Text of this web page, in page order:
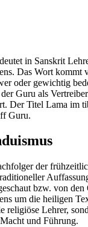
in Sanskrit
Das Wort kommt
oder gewichtig
Guru als
Der Titel Lama im
Guru.
der
bzw. von den
um die heiligen
religiöse Lehrer,
und Führung.